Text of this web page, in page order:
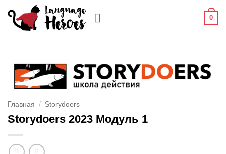
content
0
Главная / Storydoers
Storydoers 2023 Модуль 1